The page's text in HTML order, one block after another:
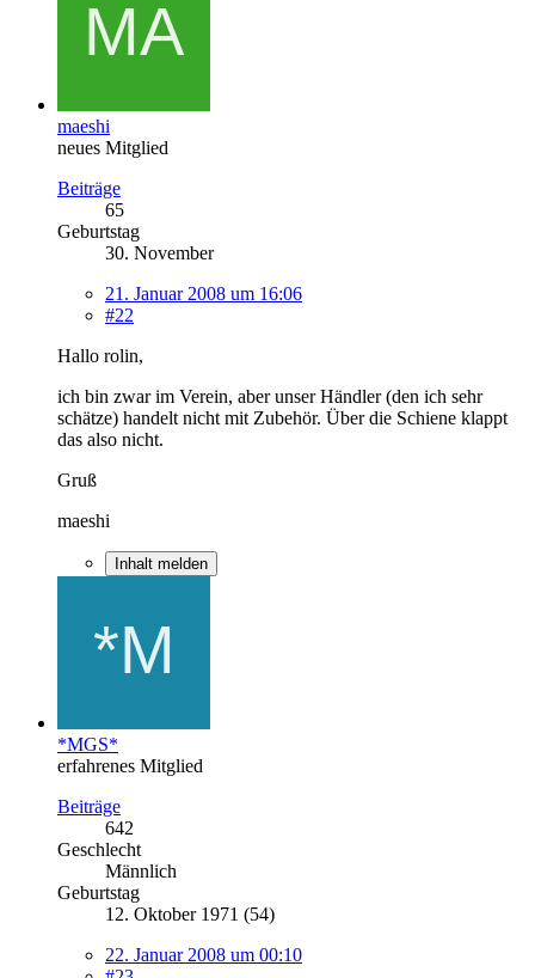
maeshi
neues Mitglied
Beiträge
65
Geburtstag
30. November
21. Januar 2008 um 16:06
#22
Hallo rolin,
ich bin zwar im Verein, aber unser Händler (den ich sehr
schätze) handelt nicht mit Zubehör. Über die Schiene klappt
das also nicht.
Gruß
maeshi
Inhalt melden
*MGS*
erfahrenes Mitglied
Beiträge
642
Geschlecht
Männlich
Geburtstag
12. Oktober 1971 (54)
22. Januar 2008 um 00:10